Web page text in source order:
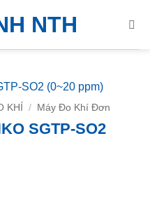
KHÍ / Máy Đo Khí Đơn
SGTP-SO2